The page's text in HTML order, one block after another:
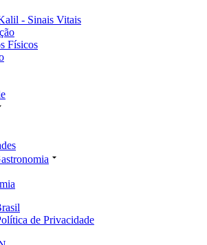
- Sinais Vitais
Físicos
de Privacidade